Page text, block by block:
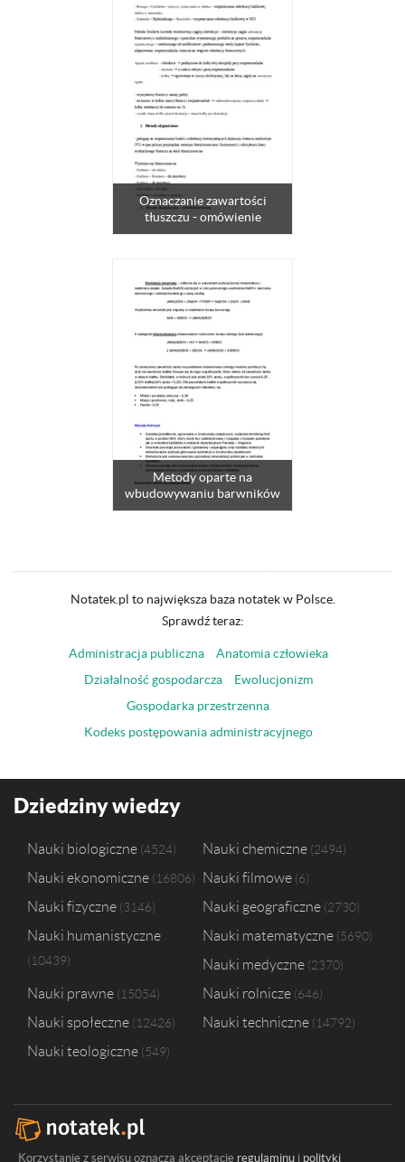
Oznaczanie zawartości
tłuszczu - omówienie
Metody oparte na
wbudowywaniu barwników
Notatek.pl to największa baza notatek w Polsce.
Sprawdź teraz:
Administracja publiczna
Anatomia człowieka
Działalność gospodarcza
Ewolucjonizm
Gospodarka przestrzenna
Kodeks postępowania administracyjnego
Dziedziny wiedzy
Nauki biologiczne 4524 Nauki chemiczne 2494
Nauki ekonomiczne 16806 Nauki filmowe 6
Nauki fizyczne 3146 Nauki geograficzne 2730
Nauki humanistyczne
10439
Nauki matematyczne 5690
Nauki medyczne 2370
Nauki prawne 15054 Nauki rolnicze 646
Nauki społeczne 12426 Nauki techniczne 14792
Nauki teologiczne 549
Korzystanie z serwisu oznacza akceptację regulaminu i polityki